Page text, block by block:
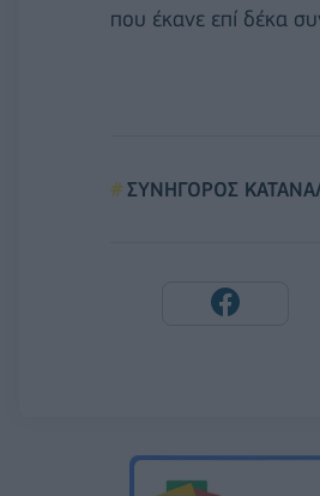
που έκανε επί δέκα
ΣΥΝΗΓΟΡΟΣ